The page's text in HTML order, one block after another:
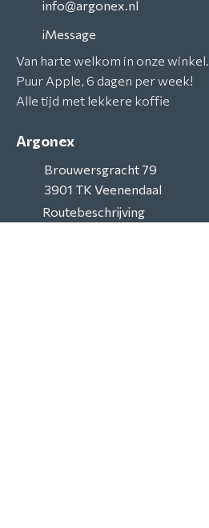
info@argonex.nl
iMessage
Van harte welkom in onze winkel.
Puur Apple, 6 dagen per week!
Alle tijd met lekkere koffie
Argonex
Brouwersgracht 79
3901 TK Veenendaal
Routebeschrijving